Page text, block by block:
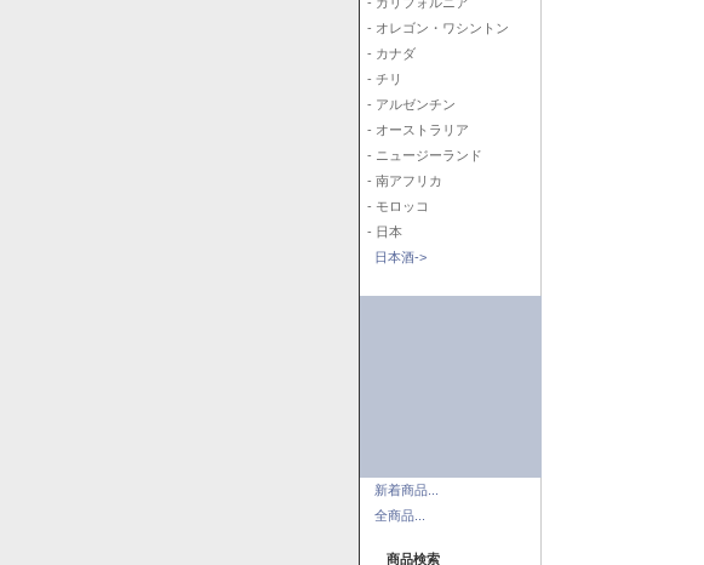
- オレゴン・ワシントン
- カナダ
- チリ
- アルゼンチン
- オーストラリア
- ニュージーランド
- 南アフリカ
- モロッコ
- 日本
日本酒->
新着商品...
全商品...
商品検索